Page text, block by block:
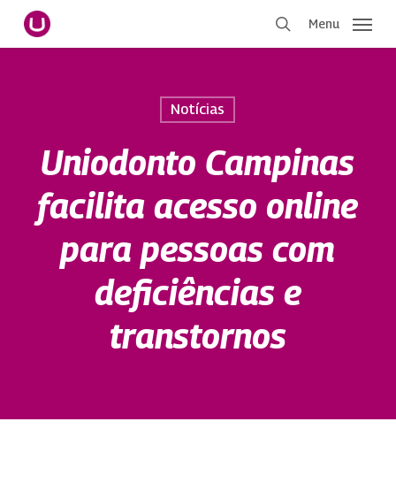
Pular
para
Menu
Notícias
Uniodonto Campinas
facilita acesso online
para pessoas com
deficiências e
transtornos